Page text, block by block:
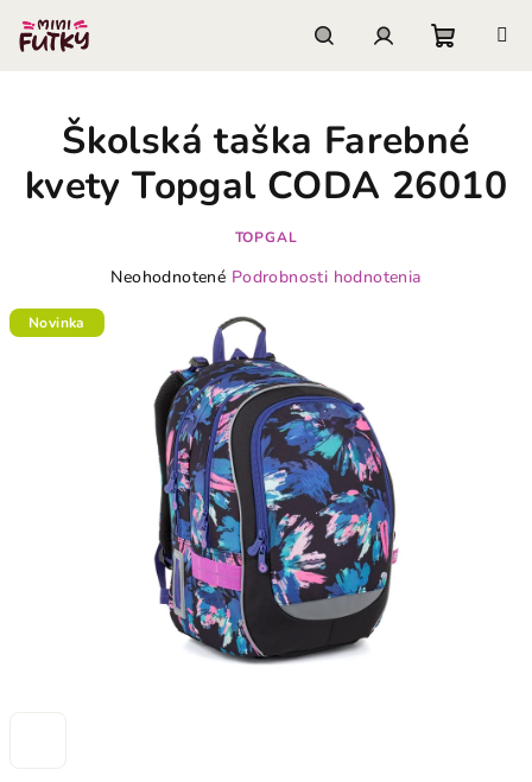
obsah
košík
Školská taška Farebné
kvety Topgal CODA 26010
TOPGAL
Priemerné
hviezdičiek.
Neohodnotené Podrobnosti hodnotenia
Novinka